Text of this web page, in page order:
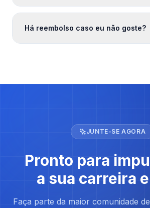
Há reembolso caso eu não goste?
JUNTE-SE AGORA
Pronto para
a sua carreira
Faça parte da maior comunidade